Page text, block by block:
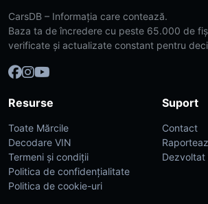
CarsDB – Informația care contează.
Baza ta de încredere cu peste 65.000 de
verificate și actualizate constant pentru
Resurse
Toate Mărcile
Decodare VIN
Termeni și condiții
Politica de confidențialitate
Politica de cookie-uri
Suport
Contact
Dezvoltat